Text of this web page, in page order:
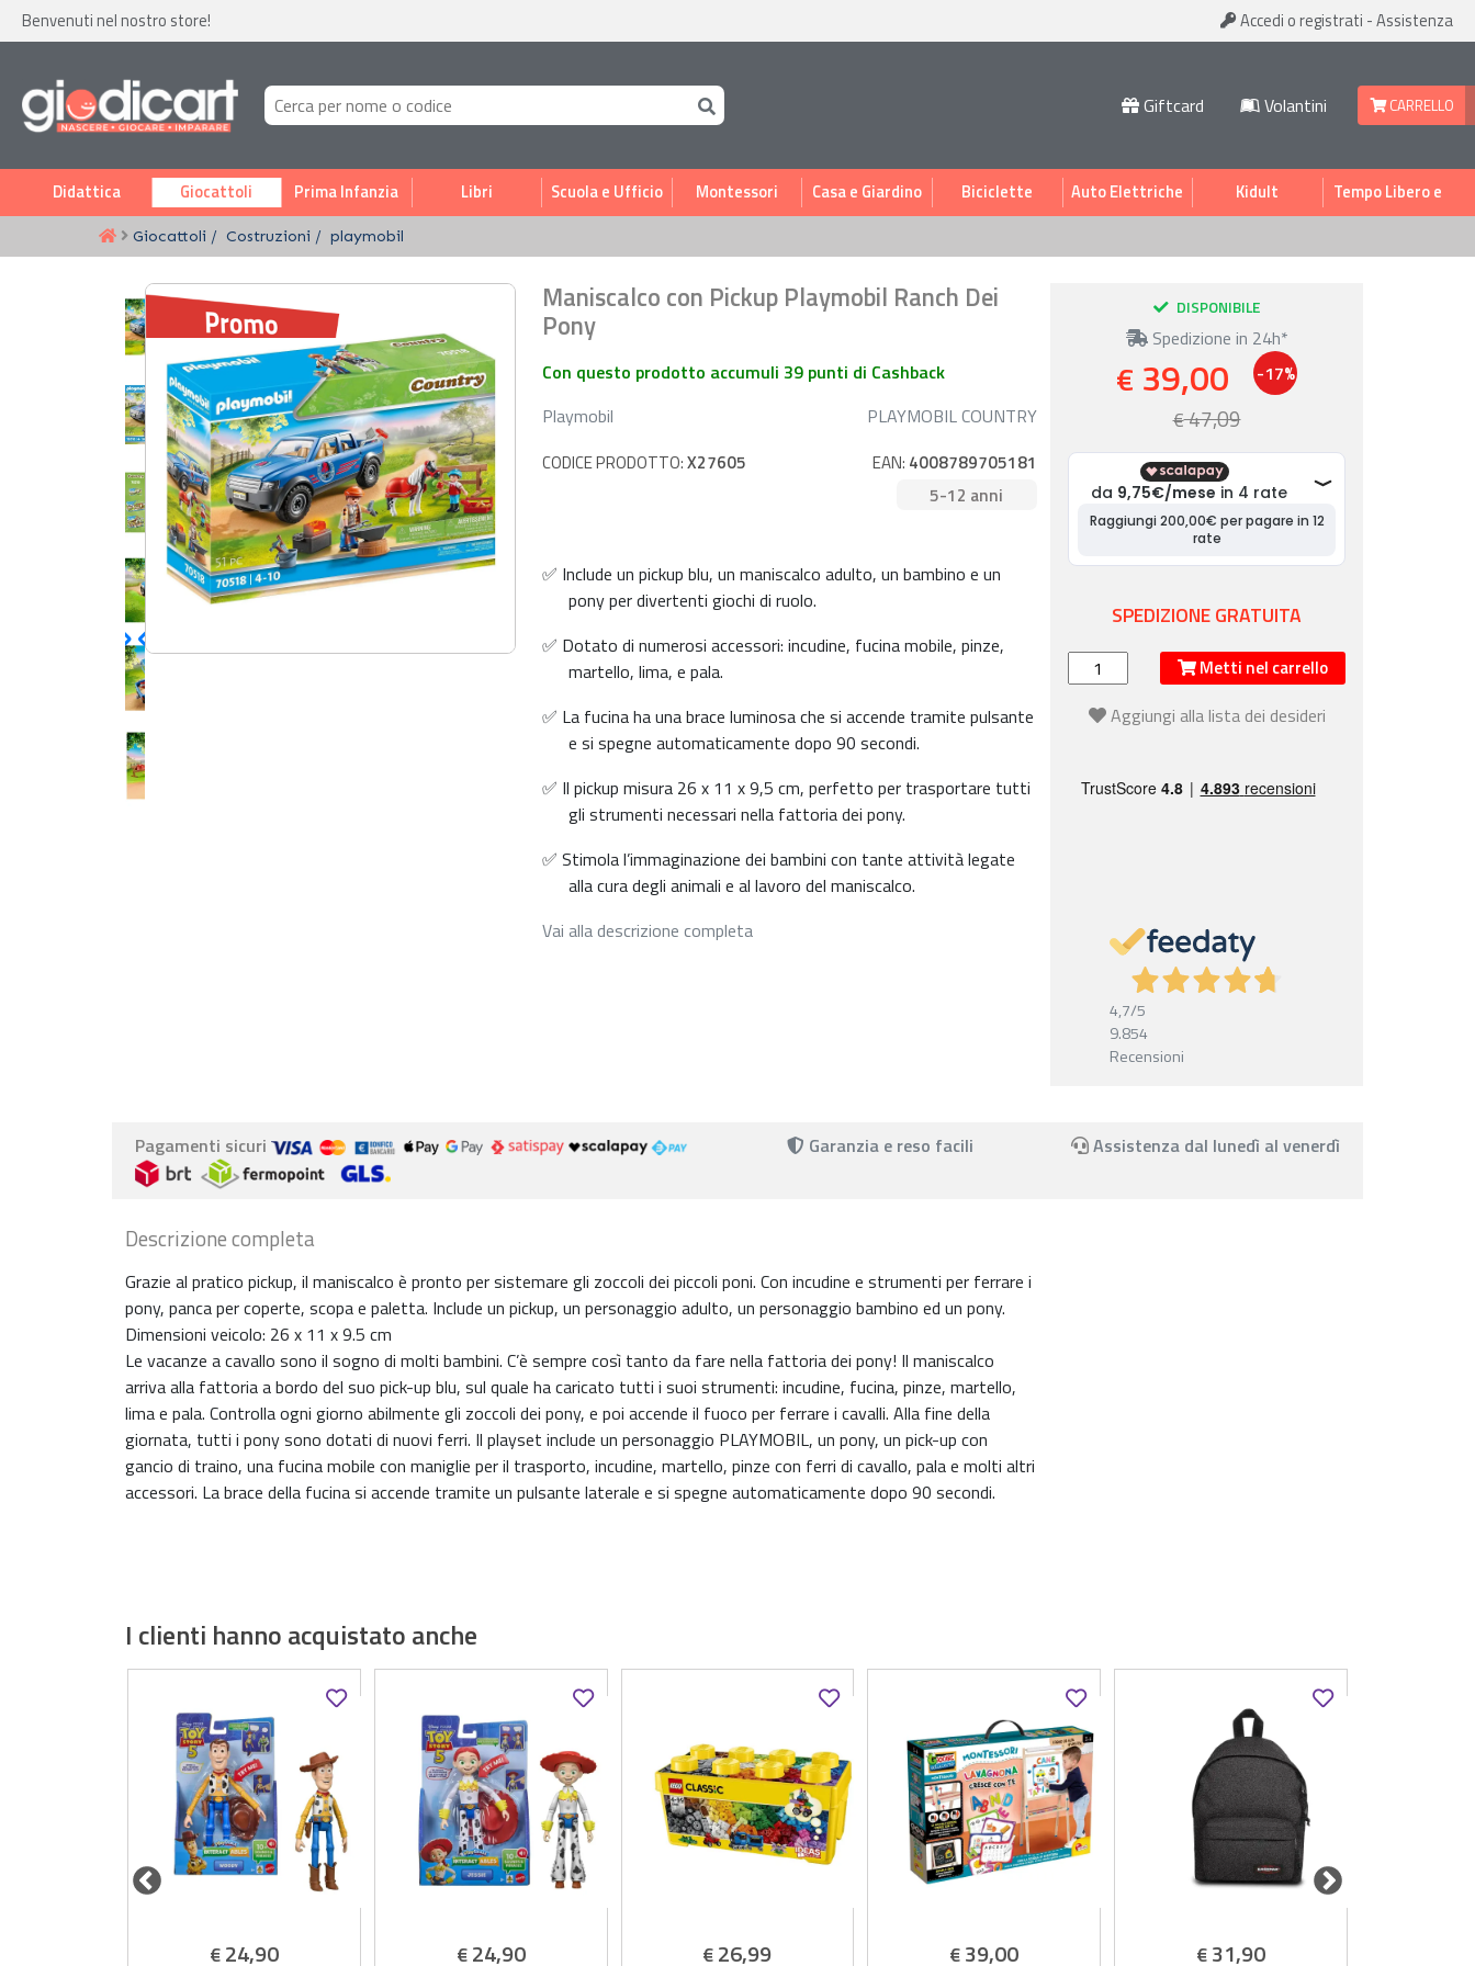
Benvenuti nel nostro store! Accedi o registrati -Assistenza
Giftcard Volantini CARRELLO
Didattica Giocattoli Prima Infanzia Libri Scuola e Ufficio Montessori Casa e Giardino Biciclette Auto Elettriche Kidult
Tempo Libero e
Sport
Giocattoli Costruzioni playmobil
Maniscalco con Pickup Playmobil Ranch Dei
Pony
Con questo prodotto accumuli 39 punti di Cashback
Playmobil
PLAYMOBIL COUNTRY
CODICE PRODOTTO:X27605 EAN: 4008789705181
5-12 anni
✅ Include un pickup blu, un maniscalco adulto, un bambino e un
pony per divertenti giochi di ruolo.
✅ Dotato di numerosi accessori: incudine, fucina mobile, pinze,
martello, lima, e pala.
✅ La fucina ha una brace luminosa che si accende tramite pulsante
e si spegne automaticamente dopo 90 secondi.
✅ Il pickup misura 26 x 11 x 9,5 cm, perfetto per trasportare tutti
gli strumenti necessari nella fattoria dei pony.
✅ Stimola l’immaginazione dei bambini con tante attività legate
alla cura degli animali e al lavoro del maniscalco.
Vai alla descrizione completa
DISPONIBILE
Spedizione in 24h*
€ 39,00 -17%
€47,09
SPEDIZIONE GRATUITA
Metti nel carrello
Aggiungi alla lista dei desideri
4,7/5
9.854
Recensioni
Pagamenti sicuri Garanzia e reso facili Assistenza dal lunedì al venerdì
Descrizione completa
Grazie al pratico pickup, il maniscalco è pronto per sistemare gli zoccoli dei piccoli poni. Con incudine e strumenti per ferrare i
pony, panca per coperte, scopa e paletta. Include un pickup, un personaggio adulto, un personaggio bambino ed un pony.
Dimensioni veicolo: 26 x 11 x 9.5 cm
Le vacanze a cavallo sono il sogno di molti bambini. C’è sempre così tanto da fare nella fattoria dei pony! Il maniscalco
arriva alla fattoria a bordo del suo pick-up blu, sul quale ha caricato tutti i suoi strumenti: incudine, fucina, pinze, martello,
lima e pala. Controlla ogni giorno abilmente gli zoccoli dei pony, e poi accende il fuoco per ferrare i cavalli. Alla fine della
giornata, tutti i pony sono dotati di nuovi ferri. Il playset include un personaggio PLAYMOBIL, un pony, un pick-up con
gancio di traino, una fucina mobile con maniglie per il trasporto, incudine, martello, pinze con ferri di cavallo, pala e molti altri
accessori. La brace della fucina si accende tramite un pulsante laterale e si spegne automaticamente dopo 90 secondi.
I clienti hanno acquistato anche
€24,90 €24,90 €26,99 €39,00 €31,90